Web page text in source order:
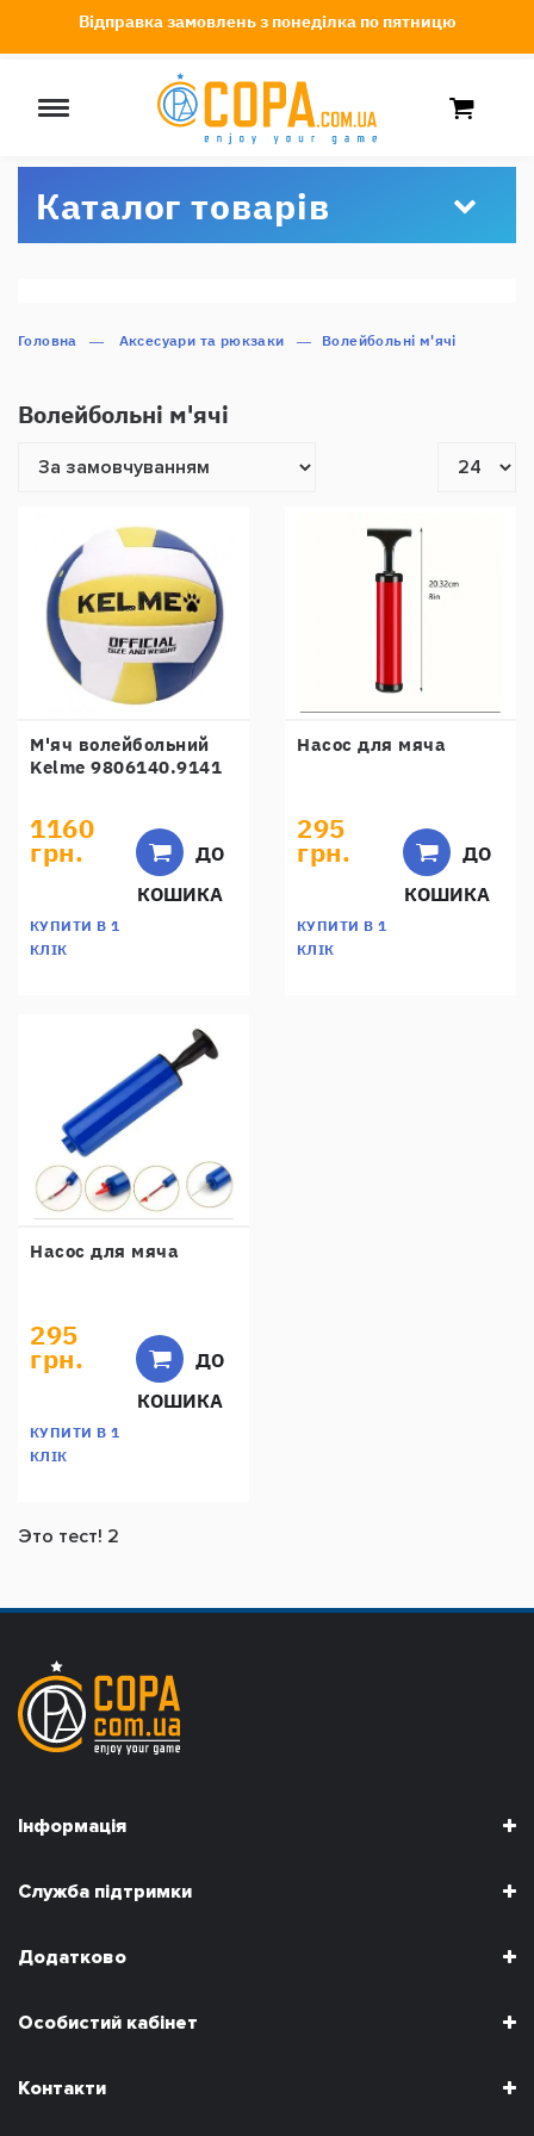
Каталог товарів
Головна Аксесуари та рюкзаки Волейбольні м'ячі
Волейбольні м'ячі
М'яч волейбольний
Kelme 9806140.9141
1160
грн.
КУПИТИ В 1
КЛІК
ДО
КОШИКА
Насос для мяча
295
грн.
КУПИТИ В 1
КЛІК
ДО
КОШИКА
Насос для мяча
295
грн.
КУПИТИ В 1
КЛІК
ДО
КОШИКА
Відправка замовлень з понеділка по пятницю
Это тест! 2
Інформація
Служба підтримки
Додатково
Особистий кабінет
Контакти